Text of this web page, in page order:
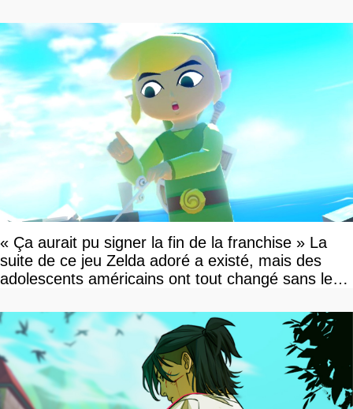
« Ça aurait pu signer la fin de la franchise » La
suite de ce jeu Zelda adoré a existé, mais des
adolescents américains ont tout changé sans le